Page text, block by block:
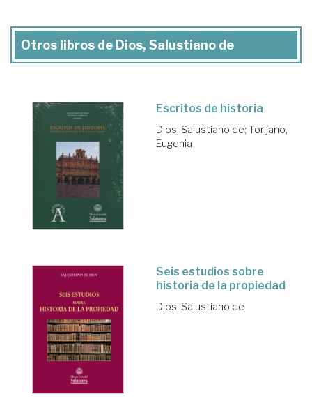
Otros libros de Dios, Salustiano de
Escritos de historia
Dios, Salustiano de; Torijano,
Eugenia
Seis estudios sobre
historia de la propiedad
Dios, Salustiano de